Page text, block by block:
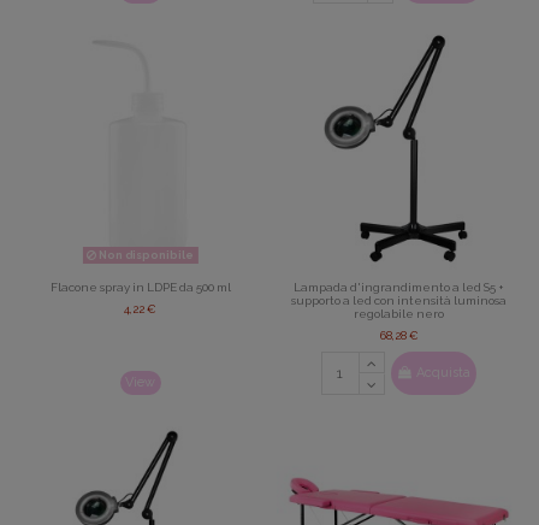
Non disponibile
Flacone spray in LDPE da 500 ml
4,22 €
View
Lampada d'ingrandimento a led S5 +
supporto a led con intensità luminosa
regolabile nero
68,28 €
Acquista